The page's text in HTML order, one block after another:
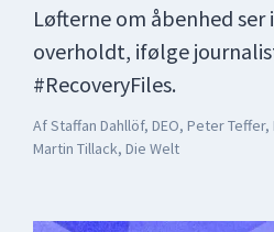
Løfterne om åbenhed
overholdt, ifølge
#RecoveryFiles.
AfStaffan Dahllöf, DEO, Peter
Martin Tillack, Die Welt